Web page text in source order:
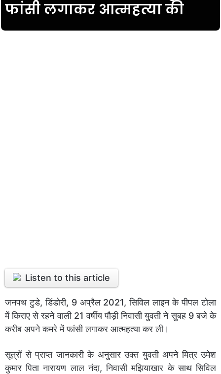
फांसी लगाकर आत्महत्या की
Listen to this article
जनपथ टुडे, डिंडोरी, 9 अप्रैल 2021, सिविल लाइन के पीपल टोला
में किराए से रहने वाली 21 वर्षीय पौड़ी निवासी युवती ने सुबह 9 बजे के
करीब अपने कमरे में फांसी लगाकर आत्महत्या कर ली।
सूत्रों से प्राप्त जानकारी के अनुसार उक्त युवती अपने मित्र उमेश
कुमार पिता नारायण लाल नंदा, निवासी मझियाखार के साथ सिविल